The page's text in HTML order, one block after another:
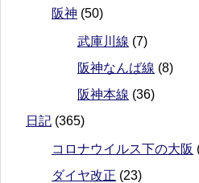
阪神 (50)
武庫川線 (7)
阪神なんば線 (8)
阪神本線 (36)
日記 (365)
コロナウイルス下の大阪
ダイヤ改正 (23)